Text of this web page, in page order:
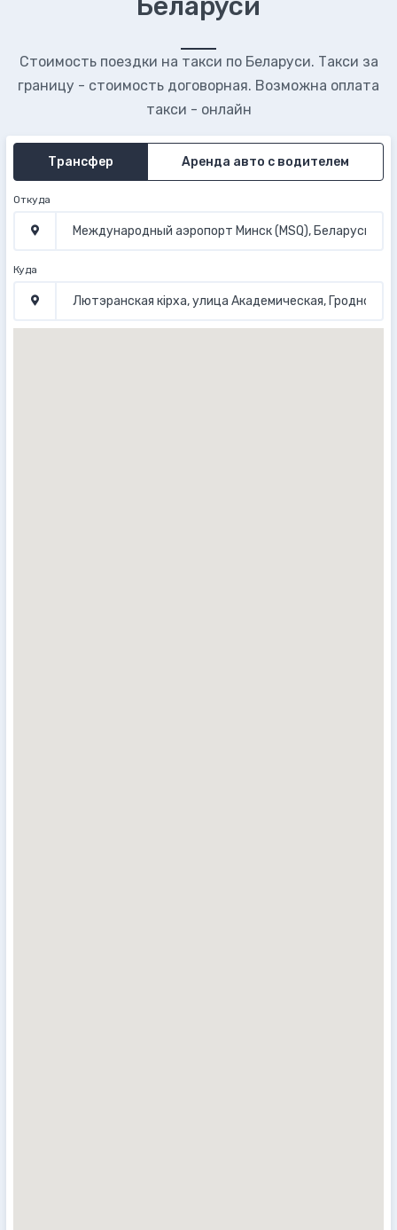
Стоимость поездки на такси по Беларуси. Такси за
границу - стоимость договорная. Возможна оплата
такси - онлайн
Трансфер Аренда авто с водителем
Откуда
Куда